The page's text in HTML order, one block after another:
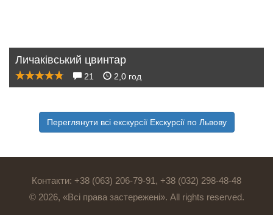
Личаківський цвинтар
21 2,0 год
Переглянути всі екскурсії Екскурсії по Львову
Контакти: +38 (063) 206-79-91, +38 (032) 298-48-48
© 2026, «Всі права застережені». All rights reserved.